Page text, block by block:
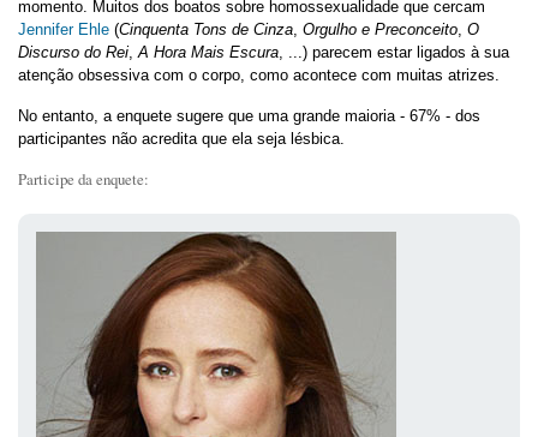
momento. Muitos dos boatos sobre homossexualidade que cercam
Jennifer Ehle (Cinquenta Tons de Cinza, Orgulho e Preconceito, O
Discurso do Rei,A Hora Mais Escura, ...) parecem estar ligados à sua
atenção obsessiva com o corpo, como acontece com muitas atrizes.
No entanto, a enquete sugere que uma grande maioria - 67% - dos
participantes não acredita que ela seja lésbica.
Participe da enquete: